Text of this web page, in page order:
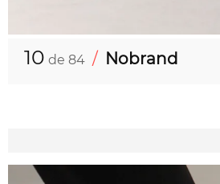
10 de 84 / Nobrand